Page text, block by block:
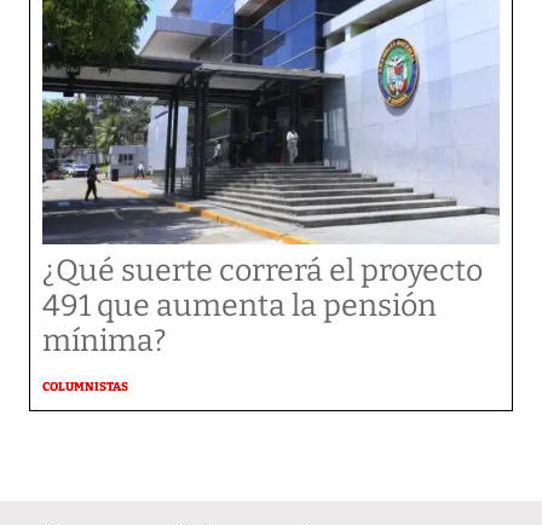
¿Qué suerte correrá el proyecto
491 que aumenta la pensión
mínima?
COLUMNISTAS